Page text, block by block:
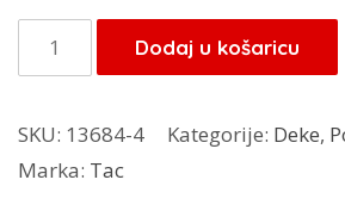
je:
120,00 KM.
96,00
TAC
Deka
količina
Dodaj u košaricu
SKU: 13684-4 Kategorije: Deke,
Marka: Tac